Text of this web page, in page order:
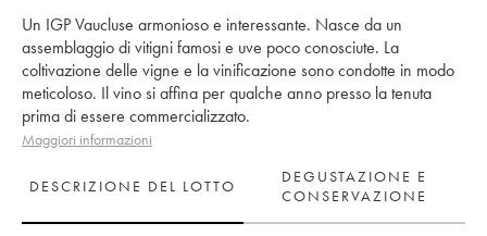
Un IGP Vaucluse armonioso e interessante. Nasce da un
assemblaggio di vitigni famosi e uve poco conosciute. La
coltivazione delle vigne e la vinificazione sono condotte in modo
meticoloso. Il vino si affina per qualche anno presso la tenuta
prima di essere commercializzato.
Maggiori informazioni
DESCRIZIONE DEL LOTTO
DEGUSTAZIONE E
CONSERVAZIONE